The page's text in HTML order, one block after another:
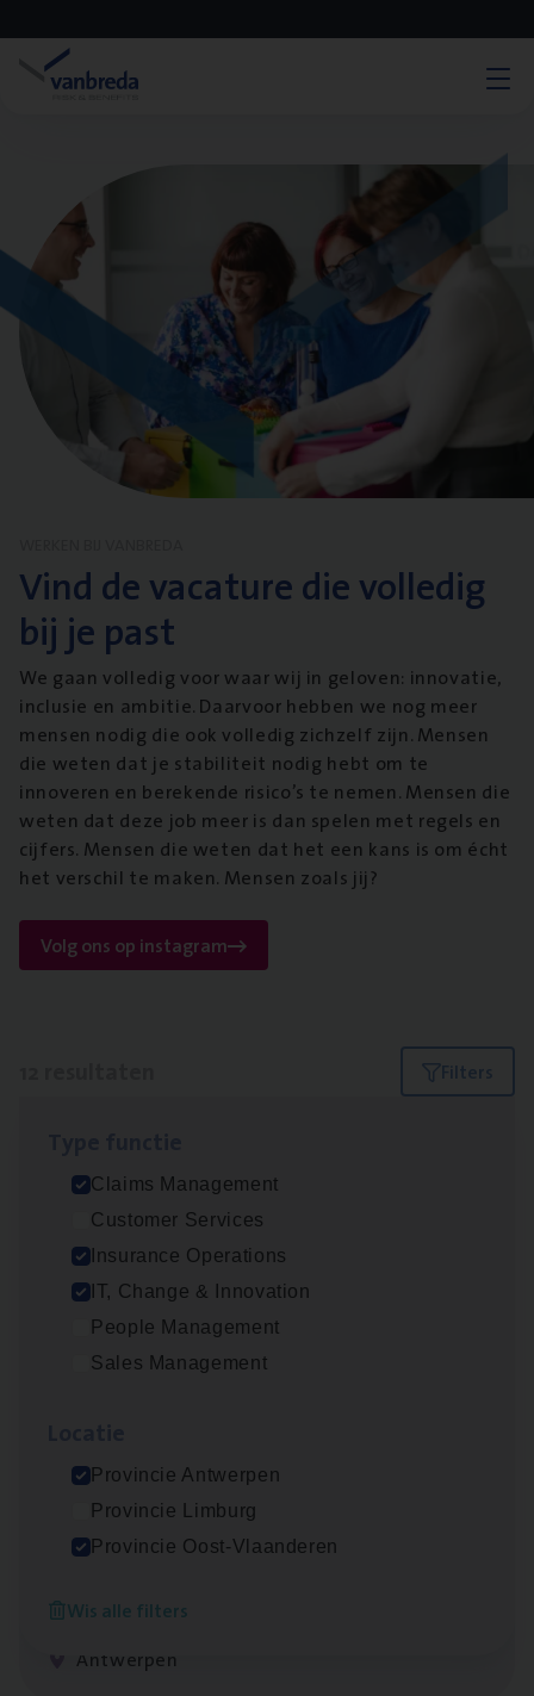
Vind de vacature die volledig
bij je past
We gaan volledig voor waar wij in geloven: innovatie,
inclusie en ambitie. Daarvoor hebben we nog meer
mensen nodig die ook volledig zichzelf zijn. Mensen
die weten dat je stabiliteit nodig hebt om te
innoveren en berekende risico’s te nemen. Mensen die
weten dat deze job meer is dan spelen met regels en
cijfers. Mensen die weten dat het een kans is om écht
het verschil te maken. Mensen zoals jij?
Volg ons op instagram
Filters
Claims Management
Customer Services
Insurance Operations
IT, Change & Innovation
People Management
Sales Management
Provincie Antwerpen
Provincie Limburg
Provincie Oost-Vlaanderen
Wis alle filters
(Agi­le)ITPro­ject Manager
IT, Change & Innovation
Antwerpen
Advisor/​Configuratie ana­lyst Part­ner in
Beveren
Claims Management
Antwerpen